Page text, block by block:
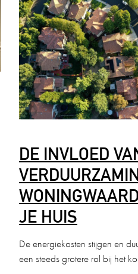
DE INVLOED
JE HUIS
De energiekosten stijgen en
een steeds grotere rol bij het